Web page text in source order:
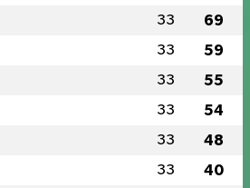
33 69
33 59
33 55
33 54
33 48
33 40